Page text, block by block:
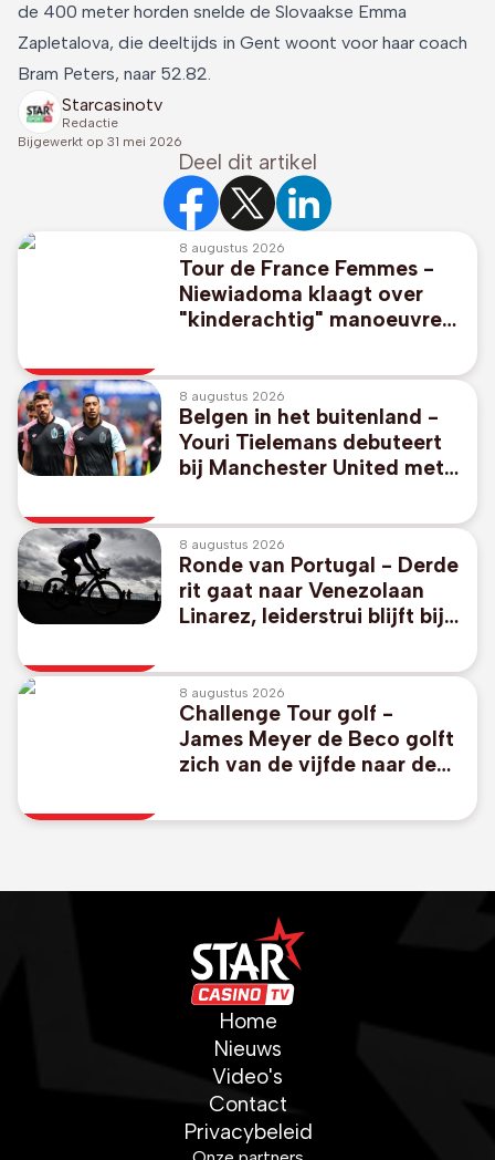
de 400 meter horden snelde de Slovaakse Emma
Zapletalova, die deeltijds in Gent woont voor haar coach
Bram Peters, naar 52.82.
Starcasinotv
Redactie
Bijgewerkt op 31 mei 2026
Deel dit artikel
8 augustus 2026
Tour de France Femmes -
Niewiadoma klaagt over
"kinderachtig" manoeuvre
respect kwijt"
8 augustus 2026
Belgen in het buitenland -
Youri Tielemans debuteert
bij Manchester United met
PSG
8 augustus 2026
Ronde van Portugal - Derde
rit gaat naar Venezolaan
Linarez, leiderstrui blijft bij
8 augustus 2026
Challenge Tour golf -
James Meyer de Beco golft
zich van de vijfde naar de
Home
Nieuws
Video's
Contact
Privacybeleid